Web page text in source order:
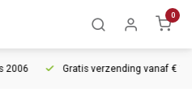
0
2006 Gratis verzending vanaf € 150